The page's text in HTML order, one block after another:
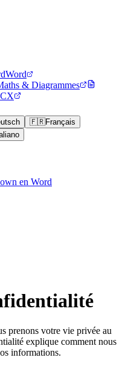
Word
& Diagrammes
🇫🇷Français
en Word
prenons votre vie privée au
explique comment nous
informations.